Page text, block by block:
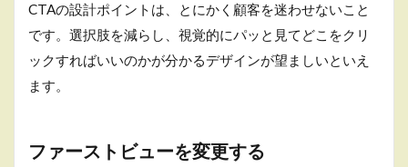
ル
す
場
合
のサ
CTAの設計ポイントは、とにかく顧客を迷わせないこと
です。選択肢を減らし、視覚的にパッと見てどこをクリ
ックすればいいのかが分かるデザインが望ましいといえ
ます。
ファーストビューを変更する